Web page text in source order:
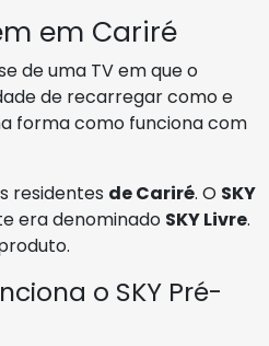
em Cariré
de uma TV em que o
de recarregar como e
forma como funciona com
residentes de Cariré. O SKY
era denominado SKY Livre.
o SKY Pré-